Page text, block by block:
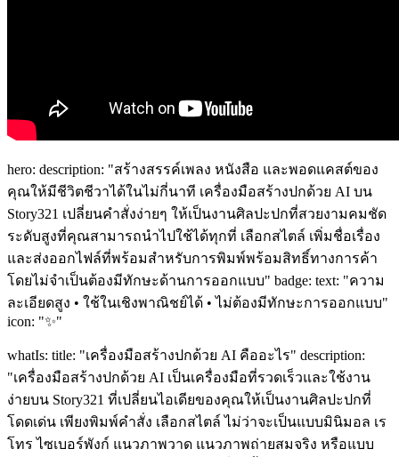
hero: description: "สร้างสรรค์เพลง หนังสือ และพอดแคสต์ของ
คุณให้มีชีวิตชีวาได้ในไม่กี่นาที เครื่องมือสร้างปกด้วย AI บน
Story321 เปลี่ยนคำสั่งง่ายๆ ให้เป็นงานศิลปะปกที่สวยงามคมชัด
ระดับสูงที่คุณสามารถนำไปใช้ได้ทุกที่ เลือกสไตล์ เพิ่มชื่อเรื่อง
และส่งออกไฟล์ที่พร้อมสำหรับการพิมพ์พร้อมสิทธิ์ทางการค้า
โดยไม่จำเป็นต้องมีทักษะด้านการออกแบบ" badge: text: "ความ
ละเอียดสูง • ใช้ในเชิงพาณิชย์ได้ • ไม่ต้องมีทักษะการออกแบบ"
icon: "✨"
whatIs: title: "เครื่องมือสร้างปกด้วย AI คืออะไร" description:
"เครื่องมือสร้างปกด้วย AI เป็นเครื่องมือที่รวดเร็วและใช้งาน
ง่ายบน Story321 ที่เปลี่ยนไอเดียของคุณให้เป็นงานศิลปะปกที่
โดดเด่น เพียงพิมพ์คำสั่ง เลือกสไตล์ ไม่ว่าจะเป็นแบบมินิมอล เร
โทร ไซเบอร์พังก์ แนวภาพวาด แนวภาพถ่ายสมจริง หรือแบบ